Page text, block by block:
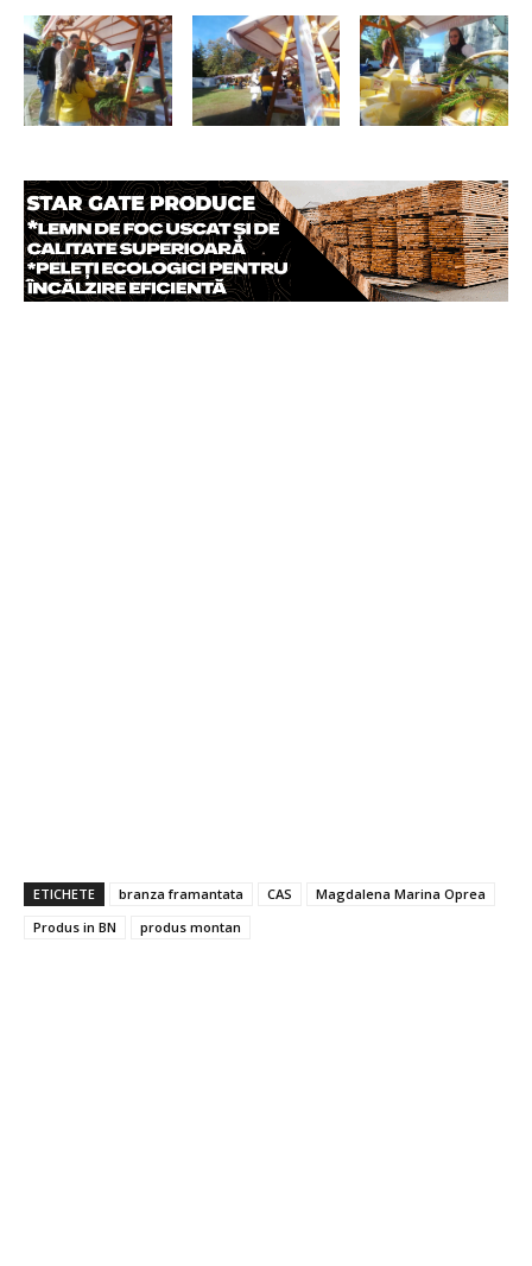
ETICHETE branza framantata CAS
Magdalena Marina Oprea
Produs in BN
produs montan